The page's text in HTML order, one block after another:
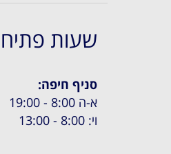
שעות
סניף חיפה:
א-ה 8:00 - 19:00
וי: 8:00 - 13:00